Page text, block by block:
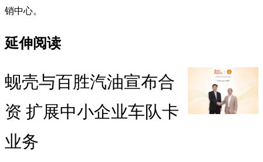
销中心。
延伸阅读
蚬壳与百胜汽油宣布合
资 扩展中小企业车队卡
业务